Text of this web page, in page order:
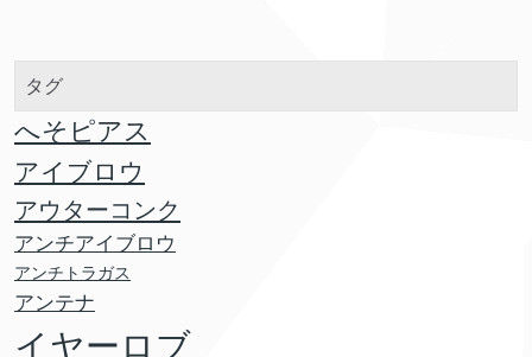
タグ
へそピアス
アイブロウ
アウターコンク
アンチアイブロウ
アンチトラガス
アンテナ
イヤーロブ